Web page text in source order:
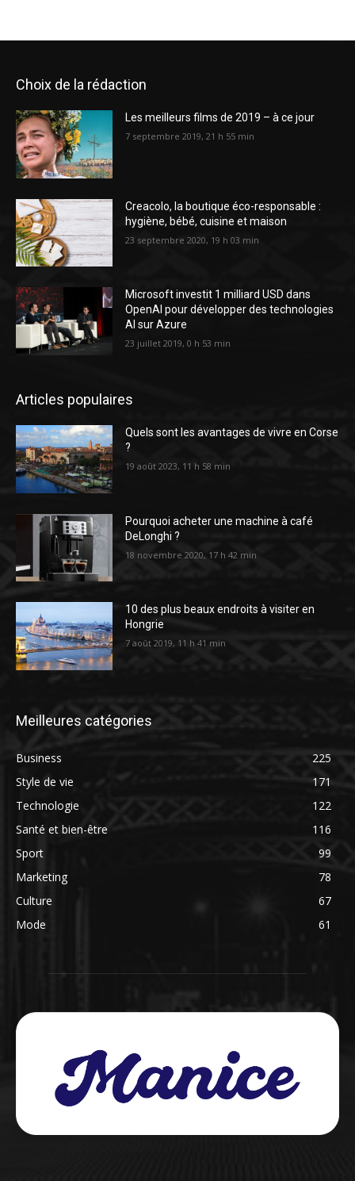
Choix de la rédaction
Les meilleurs films de 2019 – à ce jour
7 septembre 2019, 21 h 55 min
Creacolo, la boutique éco-responsable :
hygiène, bébé, cuisine et maison
23 septembre 2020, 19 h 03 min
Microsoft investit 1 milliard USD dans
OpenAI pour développer des technologies
AI sur Azure
23 juillet 2019, 0 h 53 min
Articles populaires
Quels sont les avantages de vivre en Corse
?
19 août 2023, 11 h 58 min
Pourquoi acheter une machine à café
DeLonghi ?
18 novembre 2020, 17 h 42 min
10 des plus beaux endroits à visiter en
Hongrie
7 août 2019, 11 h 41 min
Meilleures catégories
Business
225
Style de vie
171
Technologie
122
Santé et bien-être
116
Sport
99
Marketing
78
Culture
67
Mode
61